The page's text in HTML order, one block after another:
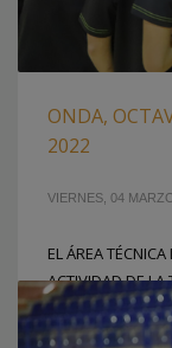
ONDA,
2022
VIERNES, 04
EL ÁREA
ACTIVIDAD DE
LA MANGA DEL
actividad del